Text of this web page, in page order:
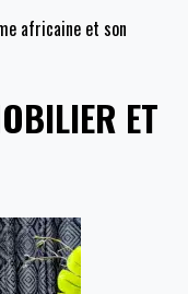
africaine et son
ET